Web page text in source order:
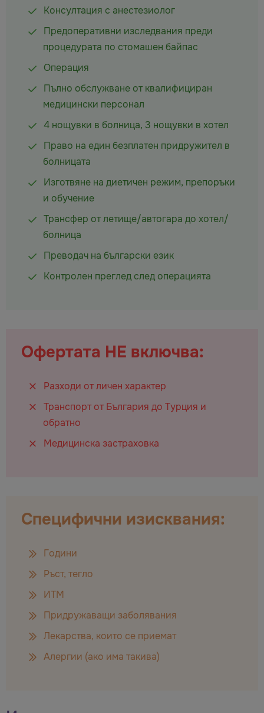
Консултация с анестезиолог
Предоперативни изследвания преди
процедурата по стомашен байпас
Операция
Пълно обслужване от квалифициран
медицински персонал
4 нощувки в болница, 3 нощувки в хотел
Право на един безплатен придружител в
болницата
Изготвяне на диетичен режим, препоръки
и обучение
Трансфер от летище/автогара до хотел/
болница
Преводач на български език
Контролен преглед след операцията
Офертата НЕ включва:
Разходи от личен характер
Транспорт от България до Турция и
обратно
Медицинска застраховка
Специфични изисквания:
Години
Ръст, тегло
ИТМ
Придружаващи заболявания
Лекарства, които се приемат
Алергии (ако има такива)